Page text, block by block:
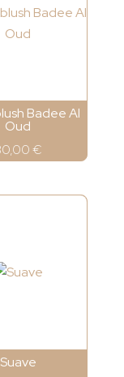
Badee Al
Oud
€
Suave